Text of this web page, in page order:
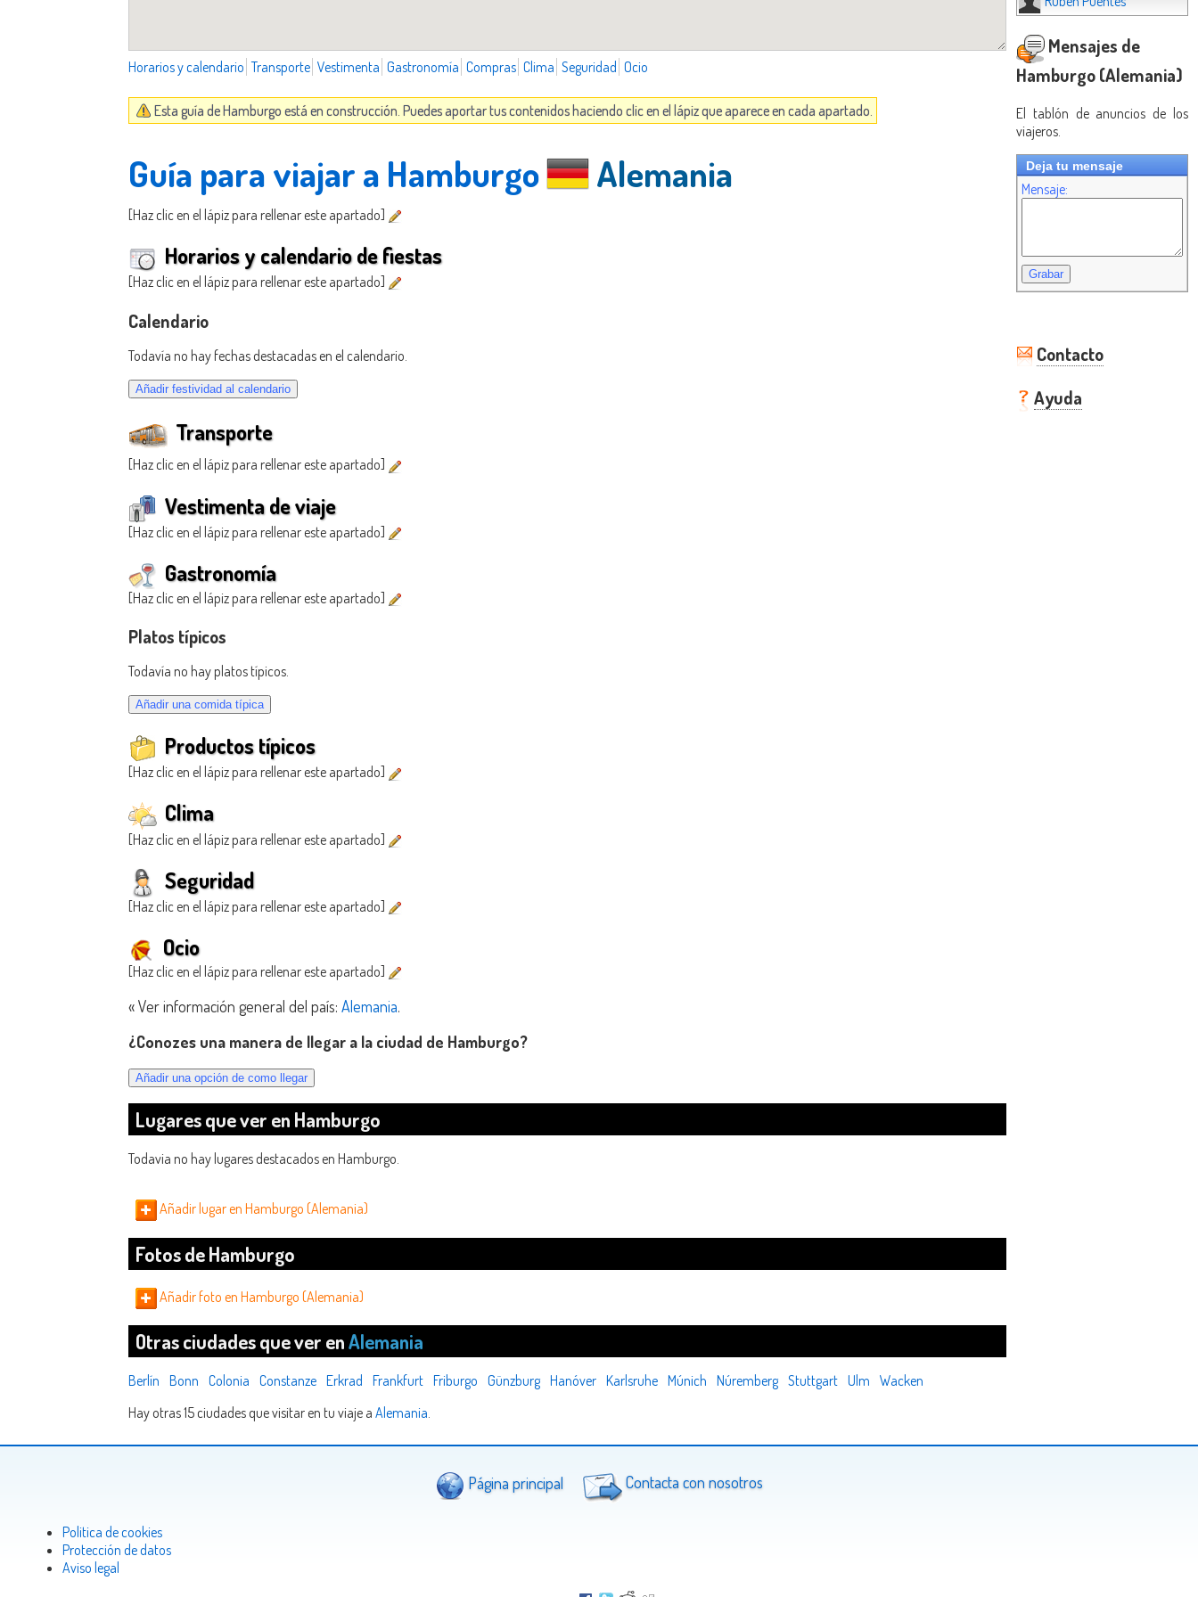
Horarios y calendario Transporte Vestimenta Gastronomía Compras Clima Seguridad Ocio
Esta guía de Hamburgo está en construcción. Puedes aportar tus contenidos haciendo clic en el lápiz que aparece en cada apartado.
Guía para viajar a Hamburgo Alemania
[Haz clic en el lápiz para rellenar este apartado]
Horarios y calendario de fiestas
[Haz clic en el lápiz para rellenar este apartado]
Calendario
Todavía no hay fechas destacadas en el calendario.
Transporte
[Haz clic en el lápiz para rellenar este apartado]
Vestimenta de viaje
[Haz clic en el lápiz para rellenar este apartado]
Gastronomía
[Haz clic en el lápiz para rellenar este apartado]
Platos típicos
Todavía no hay platos típicos.
Productos típicos
[Haz clic en el lápiz para rellenar este apartado]
Clima
[Haz clic en el lápiz para rellenar este apartado]
Seguridad
[Haz clic en el lápiz para rellenar este apartado]
Ocio
[Haz clic en el lápiz para rellenar este apartado]
« Ver información general del país: Alemania.
¿Conozes una manera de llegar a la ciudad de Hamburgo?
Lugares que ver en Hamburgo
Todavia no hay lugares destacados en Hamburgo.
Añadir lugar en Hamburgo (Alemania)
Fotos de Hamburgo
Añadir foto en Hamburgo (Alemania)
Otras ciudades que ver enAlemania
Berlín Bonn Colonia Constanze Erkrad Frankfurt Friburgo Günzburg Hanóver Karlsruhe Múnich Núremberg Stuttgart Ulm Wacken
Hay otras 15 ciudades que visitar en tu viaje a Alemania.
Mensajes de
Hamburgo (Alemania)
El tablón de anuncios de los
viajeros.
Deja tu mensaje
Mensaje:
Contacto
Ayuda
Página principal Contacta con nosotros
Politica de cookies
Protección de datos
Aviso legal